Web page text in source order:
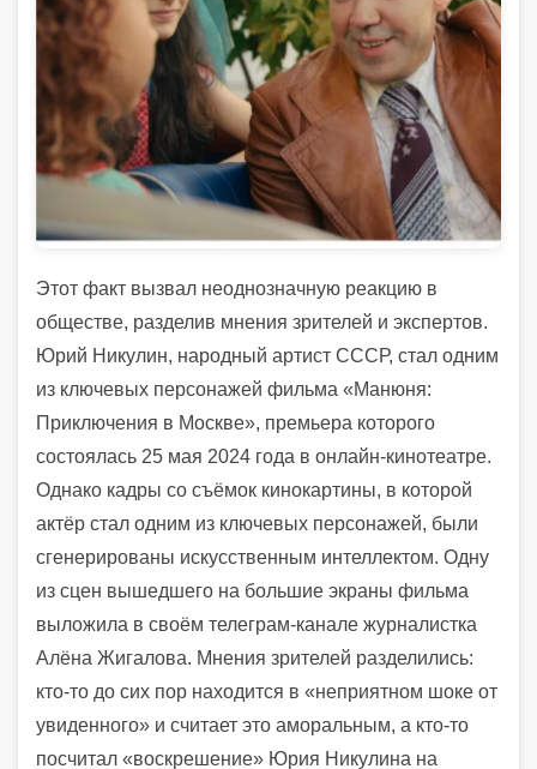
Этот факт вызвал неоднозначную реакцию в
обществе, разделив мнения зрителей и экспертов.
Юрий Никулин, народный артист СССР, стал одним
из ключевых персонажей фильма «Манюня:
Приключения в Москве», премьера которого
состоялась 25 мая 2024 года в онлайн-кинотеатре.
Однако кадры со съёмок кинокартины, в которой
актёр стал одним из ключевых персонажей, были
сгенерированы искусственным интеллектом. Одну
из сцен вышедшего на большие экраны фильма
выложила в своём телеграм-канале журналистка
Алёна Жигалова. Мнения зрителей разделились:
кто-то до сих пор находится в «неприятном шоке от
увиденного» и считает это аморальным, а кто-то
посчитал «воскрешение» Юрия Никулина на